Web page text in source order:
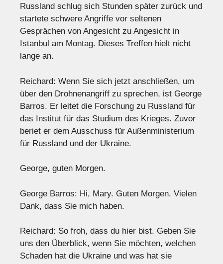
Russland schlug sich Stunden später zurück und
startete schwere Angriffe vor seltenen
Gesprächen von Angesicht zu Angesicht in
Istanbul am Montag. Dieses Treffen hielt nicht
lange an.
Reichard: Wenn Sie sich jetzt anschließen, um
über den Drohnenangriff zu sprechen, ist George
Barros. Er leitet die Forschung zu Russland für
das Institut für das Studium des Krieges. Zuvor
beriet er dem Ausschuss für Außenministerium
für Russland und der Ukraine.
George, guten Morgen.
George Barros: Hi, Mary. Guten Morgen. Vielen
Dank, dass Sie mich haben.
Reichard: So froh, dass du hier bist. Geben Sie
uns den Überblick, wenn Sie möchten, welchen
Schaden hat die Ukraine und was hat sie